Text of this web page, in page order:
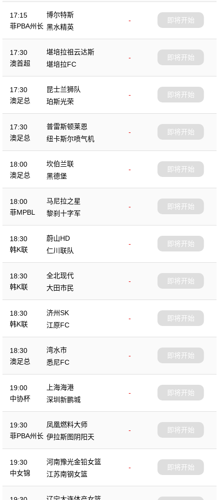
17:15
菲PBA州长
博尔特斯
-
黑水精英
即将开始
17:30
澳首超
堪培拉祖云达斯
-
堪培拉FC
即将开始
17:30
澳足总
昆士兰狮队
-
珀斯光荣
即将开始
17:30
澳足总
普雷斯顿莱恩
-
纽卡斯尔喷气机
即将开始
18:00
澳足总
坎伯兰联
-
黑德堡
即将开始
18:00
菲MPBL
马尼拉之星
-
黎刹十字军
即将开始
18:30
韩K联
蔚山HD
-
仁川联队
即将开始
18:30
韩K联
全北现代
-
大田市民
即将开始
18:30
韩K联
济州SK
-
江原FC
即将开始
18:30
澳足总
湾水市
-
悉尼FC
即将开始
19:00
中协杯
上海海港
-
深圳新鹏城
即将开始
19:30
菲PBA州长
凤凰燃料大师
-
伊拉斯图阴阳天
即将开始
19:30
中女锦
河南豫光金铅女篮
-
江苏南钢女篮
即将开始